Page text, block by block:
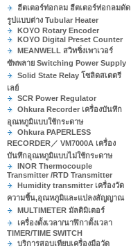
ฮีตเตอร์ท่อกลม ฮีตเตอร์ท่อกลมดัด
รูปแบบต่าง Tubular Heater
KOYO Rotary Encoder
KOYO Digital Preset Counter
MEANWELL สวิทชิ่งเพาเวอร์
ซัพพลาย Switching Power Supply
Solid State Relay โซลิดสเตตรี
เลย์
SCR Power Regulator
Ohkura Recorder เครื่องบันทึก
อุณหภูมิแบบใช้กระดาษ
Ohkura PAPERLESS
RECORDER／ VM7000A เครื่อง
บันทึกอุณหภูมิแบบไม่ใช้กระดาษ
INOR Thermocouple
Transmitter /RTD Transmitter
Humidity transmitter เครื่องวัด
ความชื้น,อุณหภูมิและแปลงสัญญาณ
MULTIMETER มัลติมิเตอร์
เครื่องตั้งเวลา/นาฬิกาตั้งเวลา
TIMER/TIME SWITCH
บริการสอบเทียบเครื่องมือวัด